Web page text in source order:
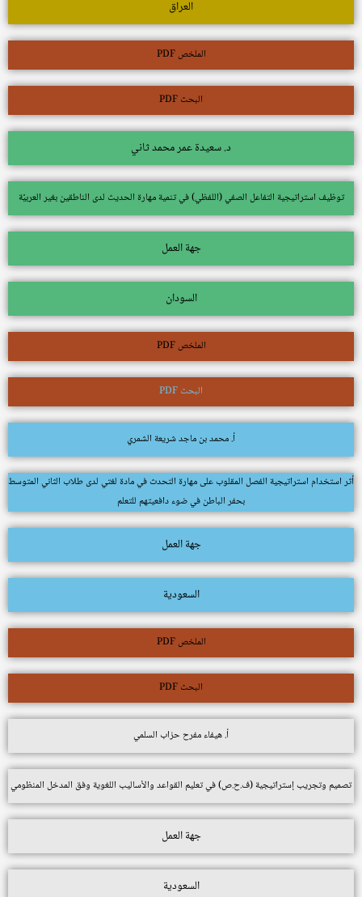
العراق
الملخص PDF
البحث PDF
د. سعيدة عمر محمد ثاني
توظيف استراتيجية التفاعل الصفي (اللفظي) في تنمية مهارة الحديث لدى الناطقين بغير العربيَّة
جهة العمل
السودان
الملخص PDF
البحث PDF
أ. محمد بن ماجد شريعة الشمري
أثر استخدام استراتيجية الفصل المقلوب على مهارة التحدث في مادة لغتي لدى طلاب الثاني المتوسط
بحفر الباطن في ضوء دافعيتهم للتعلم
جهة العمل
السعودية
الملخص PDF
البحث PDF
أ. هيفاء مفرح حزاب السلمي
تصميم وتجريب إستراتيجية (ف.ح.ص) في تعليم القواعد والأساليب اللغوية وفق المدخل المنظومي
جهة العمل
السعودية